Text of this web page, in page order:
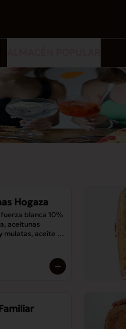
Hogaza
blanca 10%
aceitunas
mulatas, aceite